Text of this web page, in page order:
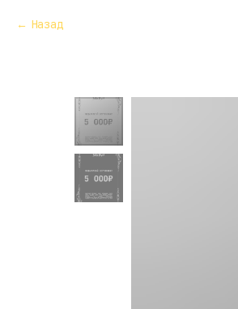
Назад